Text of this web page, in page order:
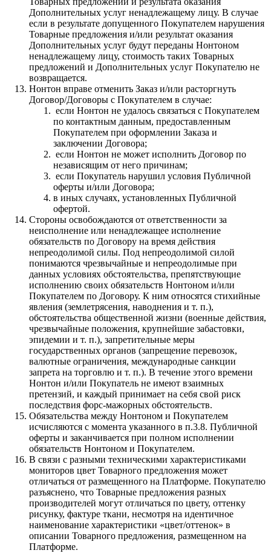
Дополнительных услуг ненадлежащему лицу. В случае
если в результате допущенного Покупателем нарушения
Товарные предложения и/или результат оказания
Дополнительных услуг будут переданы Нонтоном
ненадлежащему лицу, стоимость таких Товарных
предложений и Дополнительных услуг Покупателю не
возвращается.
Нонтон вправе отменить Заказ и/или расторгнуть
Договор/Договоры с Покупателем в случае:
если Нонтон не удалось связаться с Покупателем
по контактным данным, предоставленным
Покупателем при оформлении Заказа и
заключении Договора;
если Нонтон не может исполнить Договор по
независящим от него причинам;
если Покупатель нарушил условия Публичной
оферты и/или Договора;
в иных случаях, установленных Публичной
офертой.
Стороны освобождаются от ответственности за
неисполнение или ненадлежащее исполнение
обязательств по Договору на время действия
непреодолимой силы. Под непреодолимой силой
понимаются чрезвычайные и непреодолимые при
данных условиях обстоятельства, препятствующие
исполнению своих обязательств Нонтоном и/или
Покупателем по Договору. К ним относятся стихийные
явления (землетрясения, наводнения и т. п.),
обстоятельства общественной жизни (военные действия,
чрезвычайные положения, крупнейшие забастовки,
эпидемии и т. п.), запретительные меры
государственных органов (запрещение перевозок,
валютные ограничения, международные санкции
запрета на торговлю и т. п.). В течение этого времени
Нонтон и/или Покупатель не имеют взаимных
претензий, и каждый принимает на себя свой риск
последствия форс-мажорных обстоятельств.
Обязательства между Нонтоном и Покупателем
исчисляются с момента указанного в п.3.8. Публичной
оферты и заканчивается при полном исполнении
обязательств Нонтоном и Покупателем.
В связи с разными техническими характеристиками
мониторов цвет Товарного предложения может
отличаться от размещенного на Платформе. Покупателю
разъяснено, что Товарные предложения разных
производителей могут отличаться по цвету, оттенку
рисунку, фактуре ткани, несмотря на идентичное
наименование характеристики «цвет/оттенок» в
описании Товарного предложения, размещенном на
Платформе.